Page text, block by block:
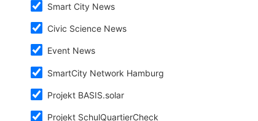
Smart City News
Civic Science News
Event News
SmartCity Network Hamburg
Projekt BASIS.solar
Projekt SchulQuartierCheck